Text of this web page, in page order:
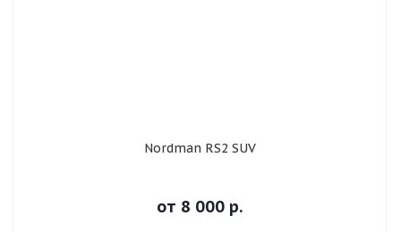
Nordman RS2 SUV
от 8 000 р.